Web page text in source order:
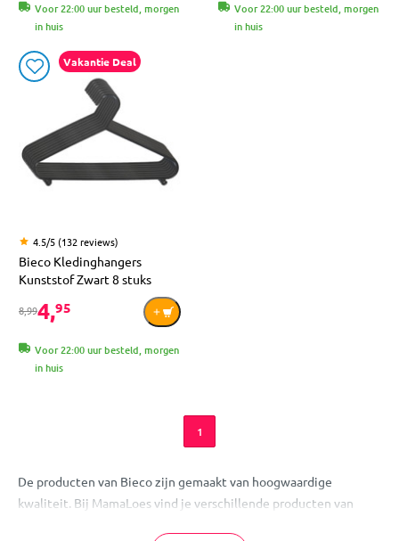
Voor 22:00 uur besteld, morgen
in huis
Voor 22:00 uur besteld, morgen
in huis
Vakantie Deal
4.5/5 (132 reviews)
Bieco Kledinghangers
Kunststof Zwart 8 stuks
8,994,95
Voor 22:00 uur besteld, morgen
in huis
1
De producten van Bieco zijn gemaakt van hoogwaardige
kwaliteit. Bij MamaLoes vind je verschillende producten van